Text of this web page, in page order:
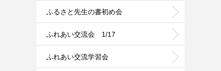
ふるさと先生の書初め会
ふれあい交流会 1/17
ふれあい交流学習会